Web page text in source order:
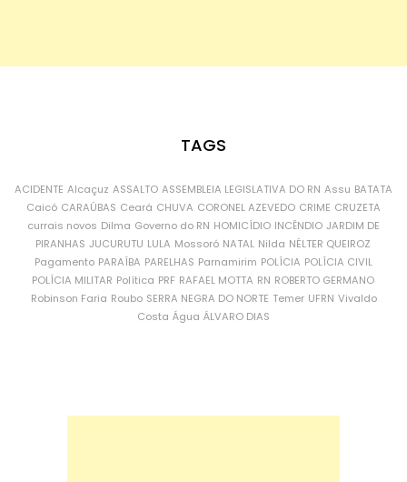
TAGS
ACIDENTE Alcaçuz ASSALTO ASSEMBLEIA LEGISLATIVA DO RN Assu BATATA
Caicó CARAÚBAS Ceará CHUVA CORONEL AZEVEDO CRIME CRUZETA
currais novos Dilma Governo do RN HOMICÍDIO INCÊNDIO JARDIM DE
PIRANHAS JUCURUTU LULA Mossoró NATAL Nilda NÉLTER QUEIROZ
Pagamento PARAÍBA PARELHAS Parnamirim POLÍCIA POLÍCIA CIVIL
POLÍCIA MILITAR Política PRF RAFAEL MOTTA RN ROBERTO GERMANO
Robinson Faria Roubo SERRA NEGRA DO NORTE Temer UFRN Vivaldo
Costa Água ÁLVARO DIAS